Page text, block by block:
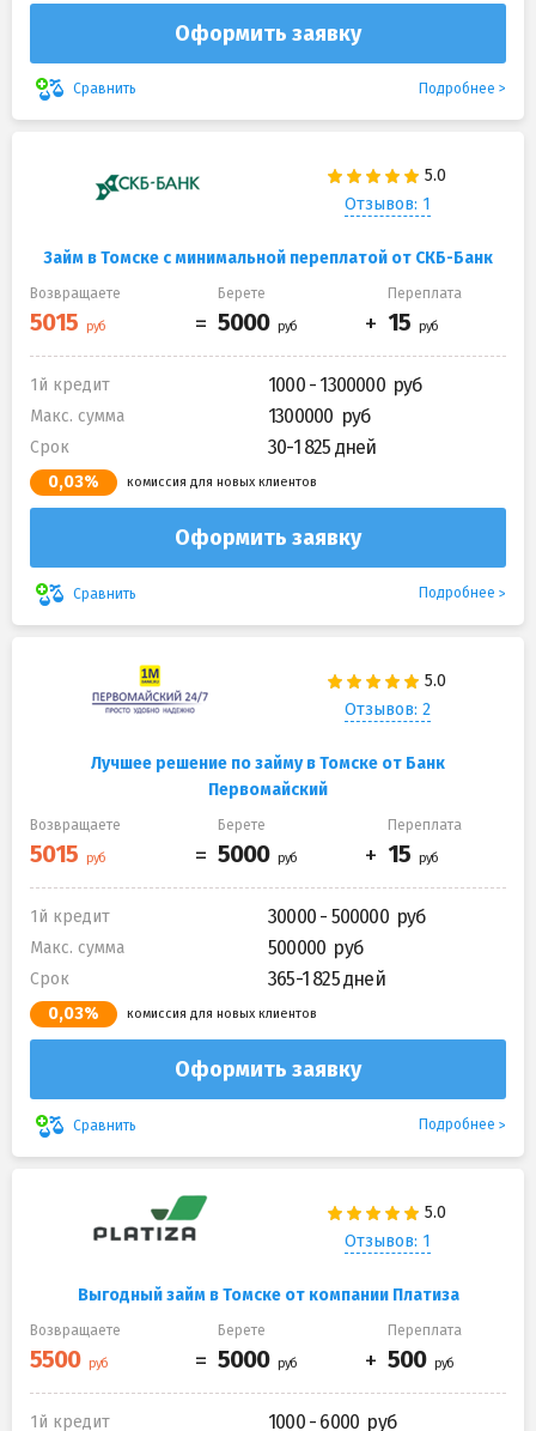
Оформить заявку
Сравнить Подробнее
Отзывов: 1
Займ в Томске с минимальной переплатой от СКБ-Банк
Возвращаете Берете Переплата
1й кредит 1000 - 1300000
Макс. сумма 1300000
Срок 30-1 825 дней
0,03% комиссия для новых клиентов
Оформить заявку
Сравнить Подробнее
Отзывов: 2
Лучшее решение по займу в Томске от Банк
Первомайский
Возвращаете Берете Переплата
1й кредит 30000 - 500000
Макс. сумма 500000
Срок 365-1 825 дней
0,03% комиссия для новых клиентов
Оформить заявку
Сравнить Подробнее
Отзывов: 1
Выгодный займ в Томске от компании Платиза
Возвращаете Берете Переплата
1й кредит 1000 - 6000